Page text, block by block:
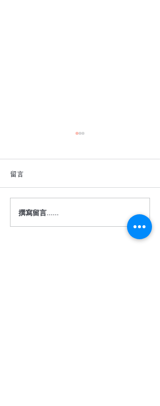
深色地板真的很難駕馭
嗎？
留言
撰寫留言......